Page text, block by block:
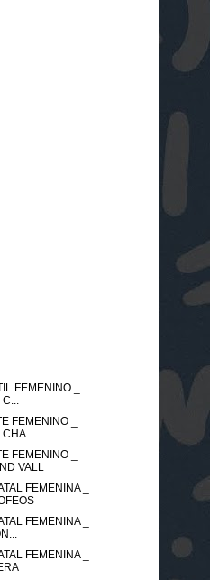
FEMENINO _
FEMENINO _
FEMENINO _
VALL
FEMENINA _
FEMENINA _
FEMENINA _